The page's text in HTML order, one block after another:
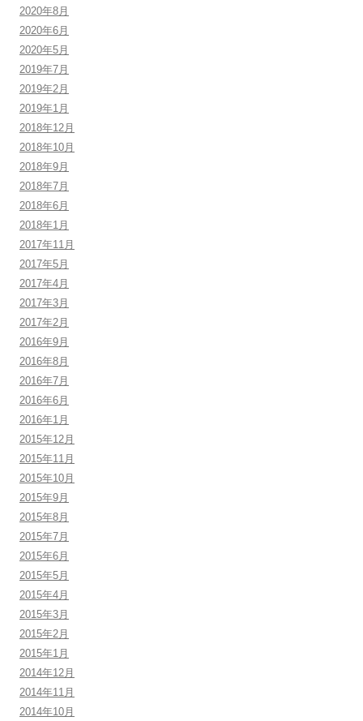
2020年8月
2020年6月
2020年5月
2019年7月
2019年2月
2019年1月
2018年12月
2018年10月
2018年9月
2018年7月
2018年6月
2018年1月
2017年11月
2017年5月
2017年4月
2017年3月
2017年2月
2016年9月
2016年8月
2016年7月
2016年6月
2016年1月
2015年12月
2015年11月
2015年10月
2015年9月
2015年8月
2015年7月
2015年6月
2015年5月
2015年4月
2015年3月
2015年2月
2015年1月
2014年12月
2014年11月
2014年10月